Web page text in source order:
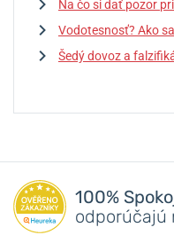
Na čo si dať pozor
Vodotesnosť? Ako
Šedý dovoz a
100%
odporúčajú